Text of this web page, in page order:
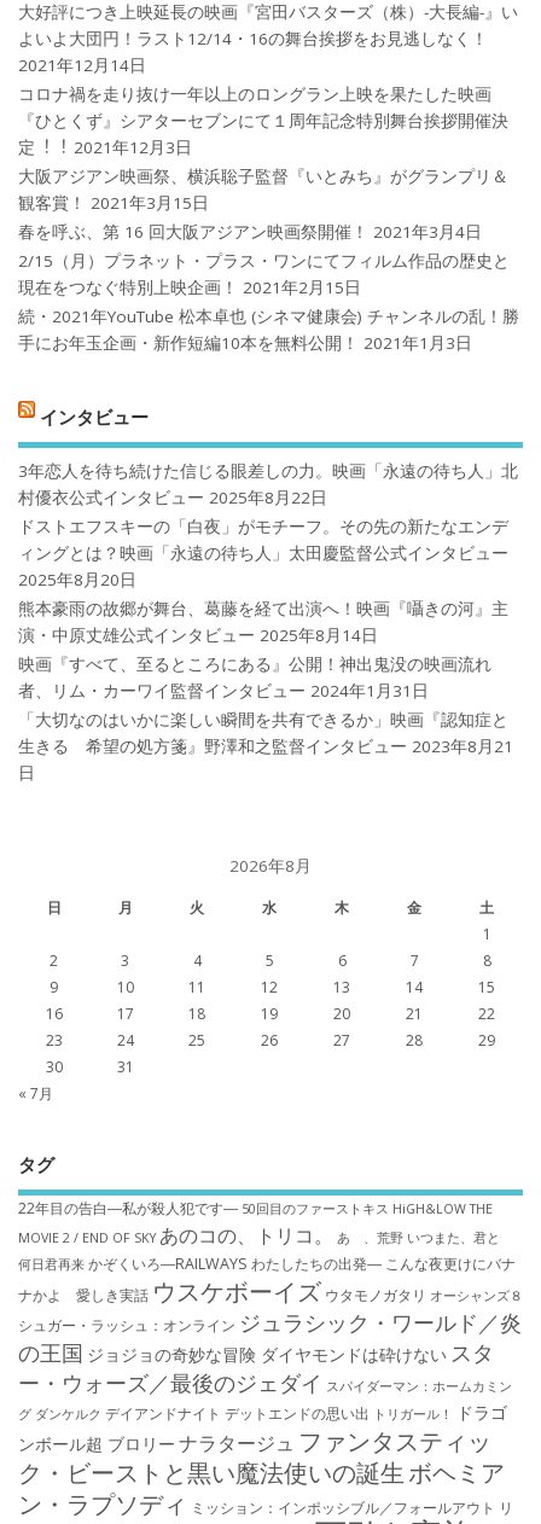
大好評につき上映延長の映画『宮田バスターズ（株）-大長編-』い
よいよ大団円！ラスト12/14・16の舞台挨拶をお見逃しなく！
2021年12月14日
コロナ禍を⾛り抜け⼀年以上のロングラン上映を果たした映画
『ひとくず』シアターセブンにて１周年記念特別舞台挨拶開催決
定︕︕ 2021年12月3日
大阪アジアン映画祭、横浜聡子監督『いとみち』がグランプリ＆
観客賞！
2021年3月15日
春を呼ぶ、第 16 回大阪アジアン映画祭開催！
2021年3月4日
2/15（月）プラネット・プラス・ワンにてフィルム作品の歴史と
現在をつなぐ特別上映企画！
2021年2月15日
続・2021年YouTube 松本卓也 (シネマ健康会) チャンネルの乱！勝
手にお年玉企画・新作短編10本を無料公開！
2021年1月3日
インタビュー
3年恋人を待ち続けた信じる眼差しの力。映画「永遠の待ち人」北
村優衣公式インタビュー 2025年8月22日
ドストエフスキーの「白夜」がモチーフ。その先の新たなエンデ
ィングとは？映画「永遠の待ち人」太田慶監督公式インタビュー
2025年8月20日
熊本豪雨の故郷が舞台、葛藤を経て出演へ！映画『囁きの河』主
演・中原丈雄公式インタビュー 2025年8月14日
映画『すべて、至るところにある』公開！神出鬼没の映画流れ
者、リム・カーワイ監督インタビュー 2024年1月31日
「大切なのはいかに楽しい瞬間を共有できるか」映画『認知症と
生きる 希望の処方箋』野澤和之監督インタビュー 2023年8月21
日
2026年8月
日 月 火 水 木 金
土
1
2
3 4 5 6 7
8
9
10 11 12 13 14
15
16
17 18 19 20 21
22
23
24 25 26 27 28
29
30
31
« 7月
タグ
22年目の告白―私が殺人犯です― 50回目のファーストキス HiGH&LOW THE
MOVIE 2 / END OF SKY あのコの、トリコ。 あゝ、荒野 いつまた、君と
何日君再来 かぞくいろ―RAILWAYS わたしたちの出発― こんな夜更けにバナ
ナかよ 愛しき実話 ウスケボーイズ ウタモノガタリ オーシャンズ８
シュガー・ラッシュ：オ​ンライン ジュラシック・ワールド／炎
の王国 ジョジョの奇妙な冒険 ダイヤモンドは砕けない スタ
ー・ウォーズ／最後のジェダイ スパイダーマン：ホームカミン
グ ダンケルク デイアンドナイト デットエンドの思い出 トリガール！
ドラゴ
ンボール超 ブロリー ナラタージュ ファンタスティッ
ク・ビーストと黒い魔法使いの誕生 ボヘミア
ン・ラプソディ ミッション：インポッシブル／フォールアウト リ